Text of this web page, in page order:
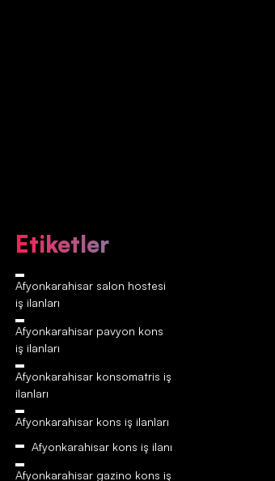
Etiketler
Afyonkarahisar‎‎‎‎ salon hostesi
iş ilanları
Afyonkarahisar‎‎‎‎ pavyon kons
iş ilanları
Afyonkarahisar‎‎‎‎ konsomatris iş
ilanları
Afyonkarahisar‎‎‎‎ kons iş ilanları
Afyonkarahisar‎‎‎‎ kons iş ilanı
Afyonkarahisar‎‎‎‎ gazino kons iş